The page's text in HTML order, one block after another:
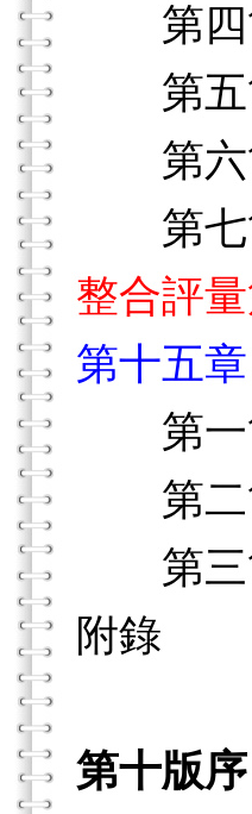
第四
第五
第六
第七
整合評
第十五
第一
第二
第三
附錄
第十版序